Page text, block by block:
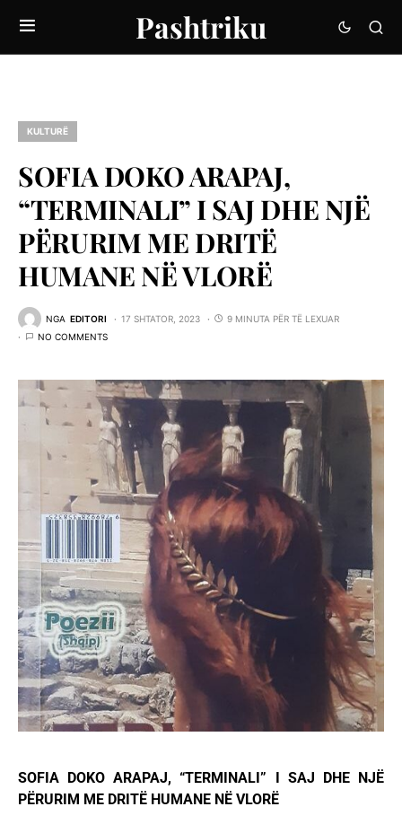
Pashtriku
KULTURË
SOFIA DOKO ARAPAJ,
“TERMINALI” I SAJ DHE NJË
PËRURIM ME DRITË
HUMANE NË VLORË
NGA EDITORI 17 SHTATOR, 2023
9 MINUTA PËR TË LEXUAR
NO COMMENTS
SOFIA DOKO ARAPAJ, “TERMINALI” I SAJ DHE NJË
PËRURIM ME DRITË HUMANE NË VLORË